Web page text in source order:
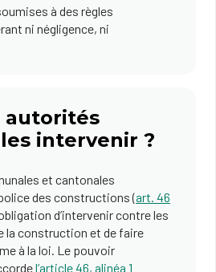
à des règles
ni négligence, ni
autorités
intervenir ?
et cantonales
des constructions (art. 46
d’intervenir contre les
la construction et de faire
à la loi. Le pouvoir
l’article 46, alinéa 1